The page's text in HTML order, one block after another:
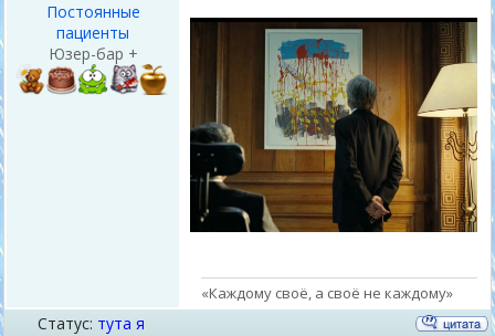
Постоянные
пациенты
Юзер-бар +
«Каждому своё, а своё не каждому»
Статус: тута я